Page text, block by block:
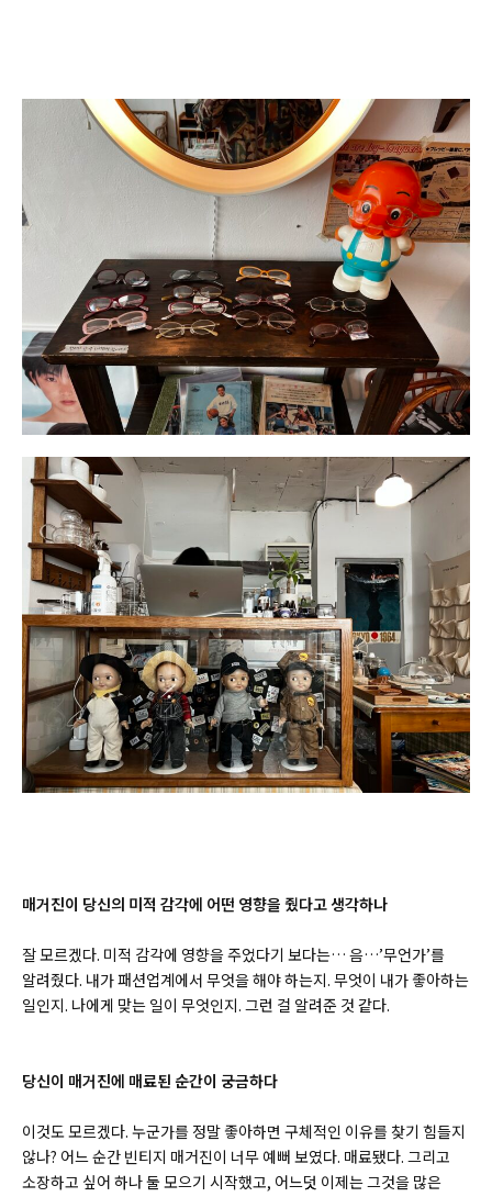
매거진이 당신의 미적 감각에 어떤 영향을 줬다고 생각하나
잘 모르겠다. 미적 감각에 영향을 주었다기 보다는… 음…’무언가’를
알려줬다. 내가 패션업계에서 무엇을 해야 하는지. 무엇이 내가 좋아하는
일인지. 나에게 맞는 일이 무엇인지. 그런 걸 알려준 것 같다.
당신이 매거진에 매료된 순간이 궁금하다
이것도 모르겠다. 누군가를 정말 좋아하면 구체적인 이유를 찾기 힘들지
않나? 어느 순간 빈티지 매거진이 너무 예뻐 보였다. 매료됐다. 그리고
소장하고 싶어 하나 둘 모으기 시작했고, 어느덧 이제는 그것을 많은